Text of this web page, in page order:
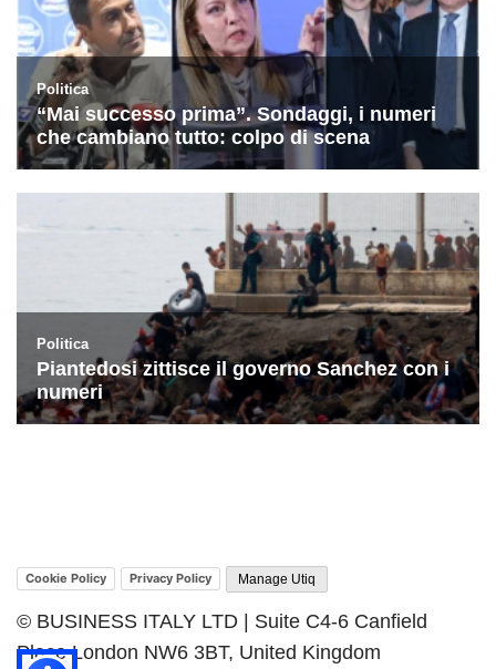
Cookie Policy Privacy Policy Manage Utiq
© BUSINESS ITALY LTD | Suite C4-6 Canfield
Place London NW6 3BT, United Kingdom